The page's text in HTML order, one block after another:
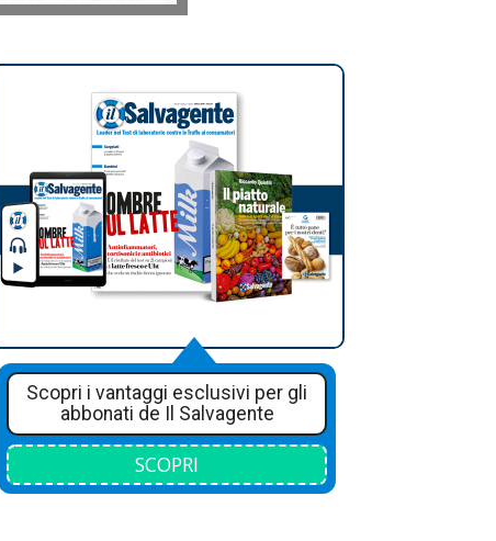
Scopri i vantaggi esclusivi per gli
abbonati de Il Salvagente
SCOPRI